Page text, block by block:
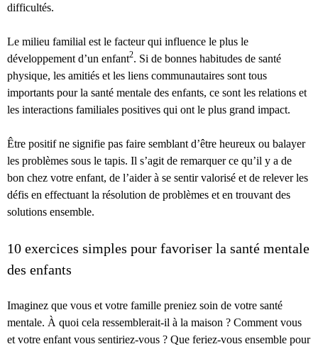
difficultés.
Le milieu familial est le facteur qui influence le plus le
développement d’un enfant2. Si de bonnes habitudes de santé
physique, les amitiés et les liens communautaires sont tous
importants pour la santé mentale des enfants, ce sont les relations et
les interactions familiales positives qui ont le plus grand impact.
Être positif ne signifie pas faire semblant d’être heureux ou balayer
les problèmes sous le tapis. Il s’agit de remarquer ce qu’il y a de
bon chez votre enfant, de l’aider à se sentir valorisé et de relever les
défis en effectuant la résolution de problèmes et en trouvant des
solutions ensemble.
10 exercices simples pour favoriser la santé mentale
des enfants
Imaginez que vous et votre famille preniez soin de votre santé
mentale. À quoi cela ressemblerait-il à la maison ? Comment vous
et votre enfant vous sentiriez-vous ? Que feriez-vous ensemble pour